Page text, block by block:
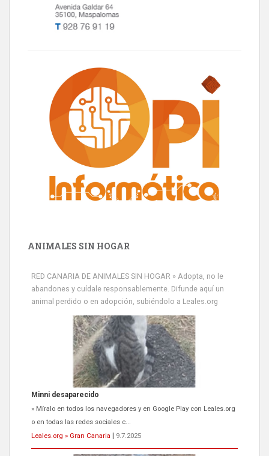
ANIMALES SIN HOGAR
RED CANARIA DE ANIMALES SIN HOGAR » Adopta, no le
abandones y cuídale responsablemente. Difunde aquí un
animal perdido o en adopción, subiéndolo a Leales.org
Siami Perdida
Se llama Siami,es hembra de 4 años,esterilizada con marca de
oreja,cariñosa,mimosa pero miedosa,e...
Leales.org » Gran Canaria
9.7.2025